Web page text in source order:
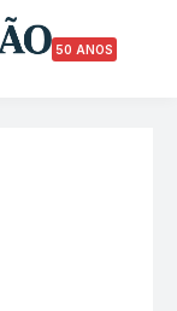
50 ANOS